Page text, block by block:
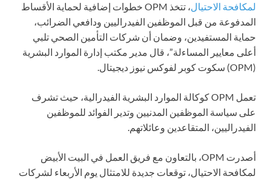
لمكافحة الاحتيال
، تتخذ OPM خطوات إضافية لحماية الأقساط
المدفوعة من قبل الموظفين الفيدراليين ودافعي الضرائب،
حماية المستفيدين، وضمان أن شركات التأمين الصحي تلبي
أعلى معايير المساءلة”، قال مدير مكتب إدارة الموارد البشرية
(OPM) سكوت كوبر لفوكس نيوز ديجيتال.
تعمل OPM كوكالة الموارد البشرية الفيدرالية، حيث تشرف
على سياسة الموظفين المدنيين وتدير الفوائد للموظفين
الفيدراليين، المتقاعدين وعائلاتهم.
أصدرت OPM، بالتعاون مع فريق العمل في البيت الأبيض
لمكافحة الاحتيال، توقعات جديدة للامتثال يوم الأربعاء لشركات